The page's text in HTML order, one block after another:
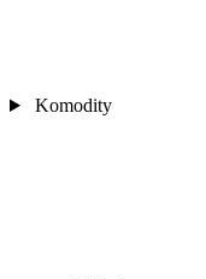
Komodity